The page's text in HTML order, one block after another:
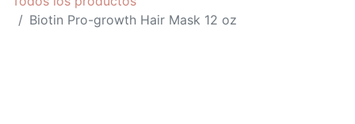
Biotin Pro-growth Hair Mask 12 oz